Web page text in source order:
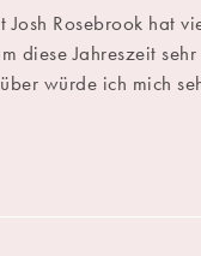
Josh Rosebrook hat
diese Jahreszeit sehr
würde ich mich